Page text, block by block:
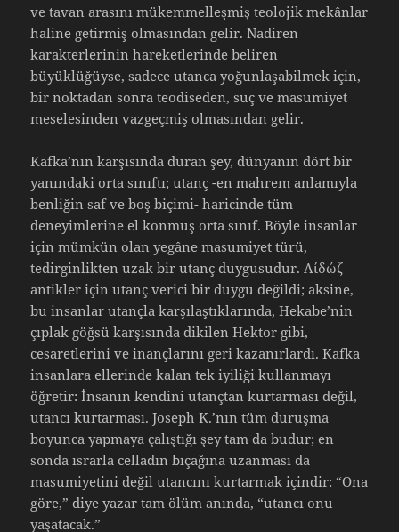
ve tavan arasını mükemmelleşmiş teolojik mekânlar
haline getirmiş olmasından gelir. Nadiren
karakterlerinin hareketlerinde beliren
büyüklüğüyse, sadece utanca yoğunlaşabilmek için,
bir noktadan sonra teodiseden, suç ve masumiyet
meselesinden vazgeçmiş olmasından gelir.
Kafka’nın karşısında duran şey, dünyanın dört bir
yanındaki orta sınıftı; utanç -en mahrem anlamıyla
benliğin saf ve boş biçimi- haricinde tüm
deneyimlerine el konmuş orta sınıf. Böyle insanlar
için mümkün olan yegâne masumiyet türü,
tedirginlikten uzak bir utanç duygusudur. Αίδώζ
antikler için utanç verici bir duygu değildi; aksine,
bu insanlar utançla karşılaştıklarında, Hekabe’nin
çıplak göğsü karşısında dikilen Hektor gibi,
cesaretlerini ve inançlarını geri kazanırlardı. Kafka
insanlara ellerinde kalan tek iyiliği kullanmayı
öğretir: İnsanın kendini utançtan kurtarması değil,
utancı kurtarması. Joseph K.’nın tüm duruşma
boyunca yapmaya çalıştığı şey tam da budur; en
sonda ısrarla celladın bıçağına uzanması da
masumiyetini değil utancını kurtarmak içindir: “Ona
göre,” diye yazar tam ölüm anında, “utancı onu
yaşatacak.”